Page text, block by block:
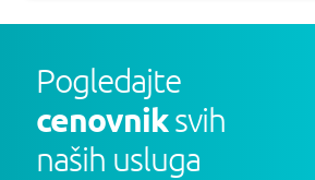
Pogledajte
cenovniksvih
naših usluga